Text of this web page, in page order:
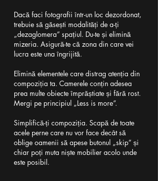
Dacă faci fotografii într-un loc dezordonat,
trebuie să găsești modalități de a-ți
„dezaglomera” spațiul. Du-te și elimină
mizeria. Asigură-te că zona din care vei
lucra este una îngrijită.
Elimină elementele care distrag atenția din
compoziția ta. Camerele conțin adesea
prea multe obiecte împrăștiate și fără rost.
Mergi pe principiul „Less is more”.
Simplifică-ți compoziția. Scapă de toate
acele perne care nu vor face decât să
oblige oamenii să apese butonul „skip” și
chiar poți muta niște mobilier acolo unde
este posibil.